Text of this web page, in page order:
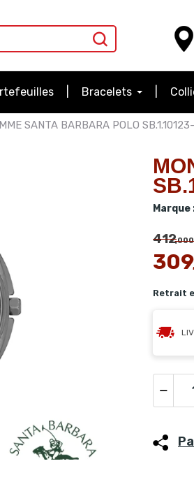
Bracelets
SANTA BARBARA POLO
Marque
412,000
309
Retrait